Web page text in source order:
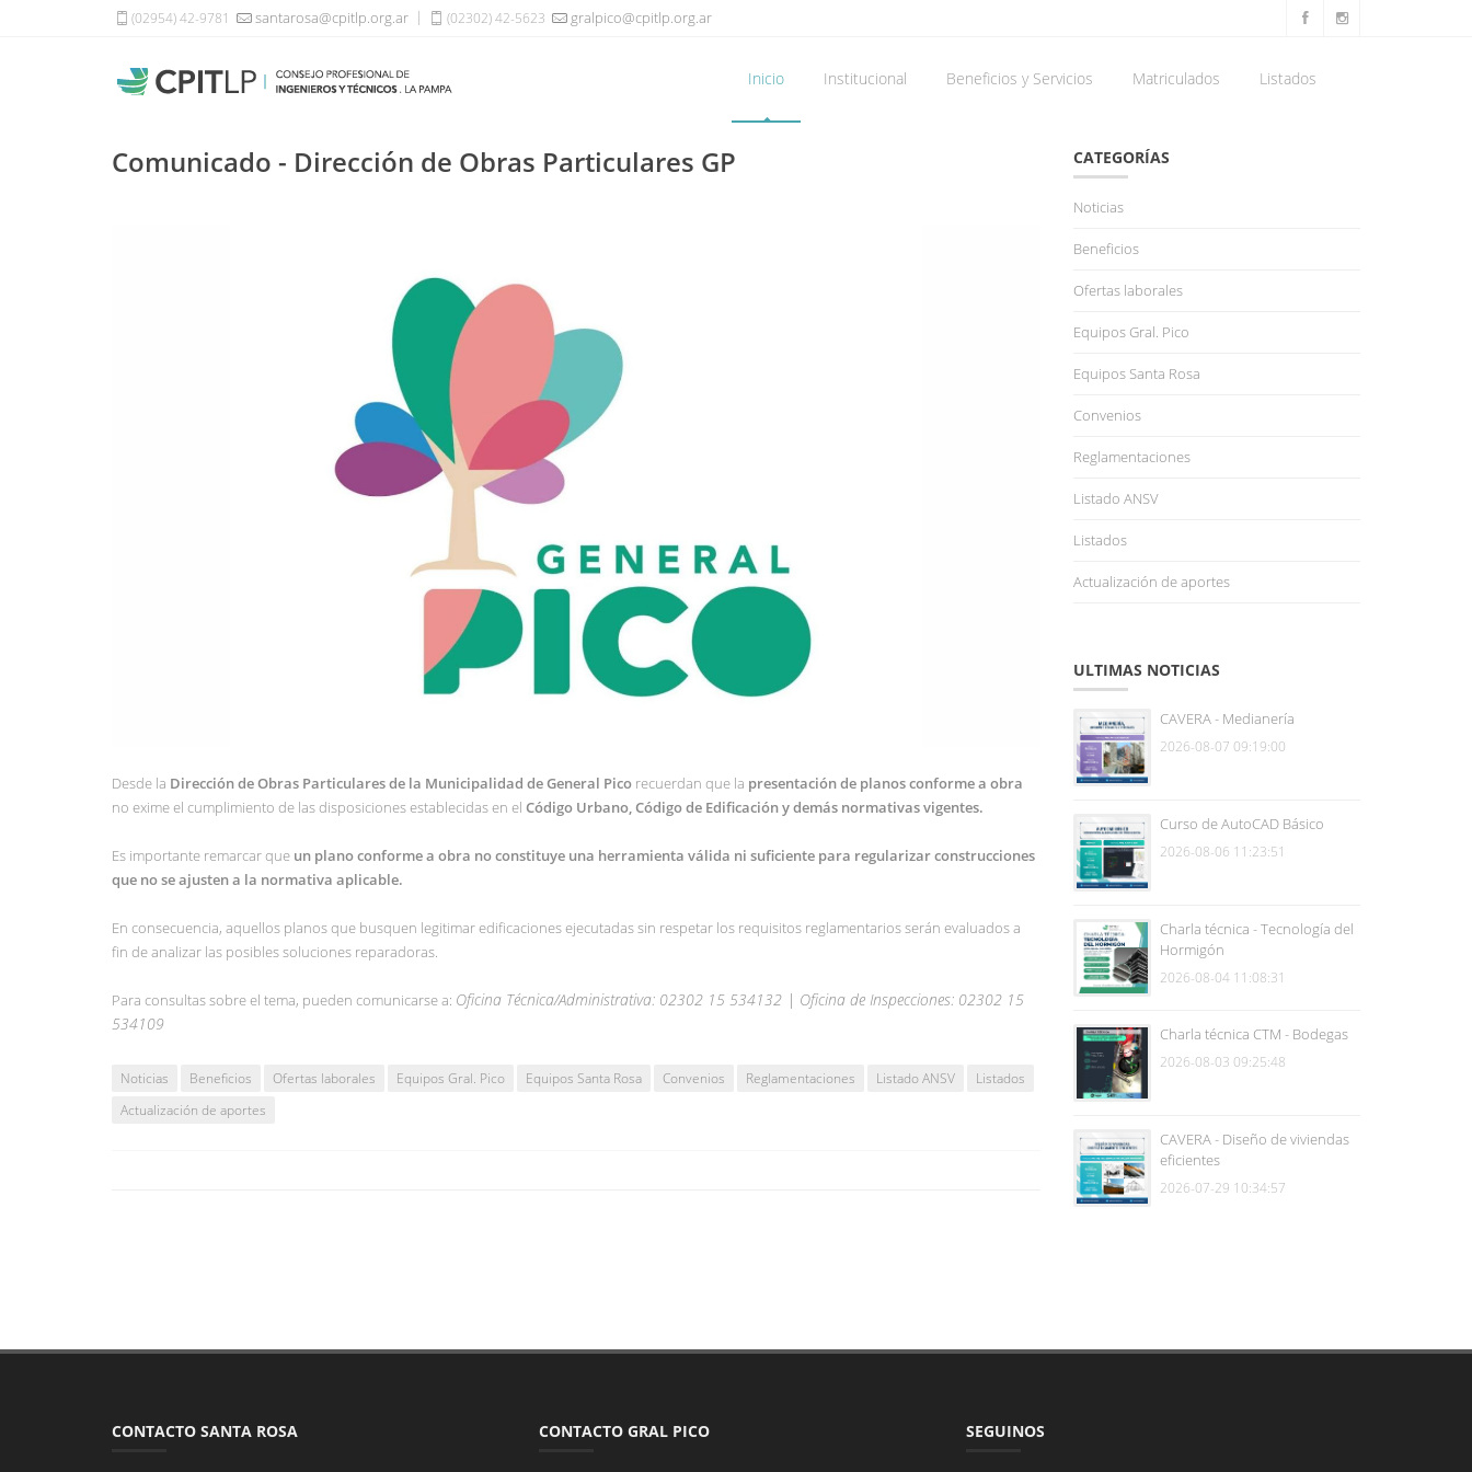
(02954) 42-9781 santarosa@cpitlp.org.ar (02302) 42-5623 gralpico@cpitlp.org.ar
Inicio Institucional Beneficios y Servicios Matriculados Listados
Comunicado - Dirección de Obras Particulares GP
Desde la Dirección de Obras Particulares de la Municipalidad de General Pico recuerdan que la presentación de planos conforme a obra
no exime el cumplimiento de las disposiciones establecidas en el Código Urbano, Código de Edificación y demás normativas vigentes.
Es importante remarcar que un plano conforme a obra no constituye una herramienta válida ni suficiente para regularizar construcciones
que no se ajusten a la normativa aplicable.
En consecuencia, aquellos planos que busquen legitimar edificaciones ejecutadas sin respetar los requisitos reglamentarios serán evaluados a
fin de analizar las posibles soluciones reparadoras.
Para consultas sobre el tema, pueden comunicarse a: Oficina Técnica/Administrativa: 02302 15 534132 | Oficina de Inspecciones: 02302 15
534109
Noticias Beneficios Ofertas laborales Equipos Gral. Pico Equipos Santa Rosa Convenios Reglamentaciones Listado ANSV
Listados
Actualización de aportes
CATEGORÍAS
Noticias
Beneficios
Ofertas laborales
Equipos Gral. Pico
Equipos Santa Rosa
Convenios
Reglamentaciones
Listado ANSV
Listados
Actualización de aportes
ULTIMAS NOTICIAS
CAVERA - Medianería
2026-08-07 09:19:00
Curso de AutoCAD Básico
2026-08-06 11:23:51
Charla técnica - Tecnología del
Hormigón
2026-08-04 11:08:31
Charla técnica CTM - Bodegas
2026-08-03 09:25:48
CAVERA - Diseño de viviendas
eficientes
2026-07-29 10:34:57
CONTACTO SANTA ROSA CONTACTO GRAL PICO SEGUINOS